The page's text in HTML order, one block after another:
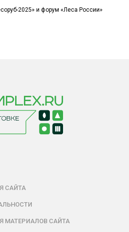
2025» и форум «Леса России»
САЙТА
МАТЕРИАЛОВ САЙТА